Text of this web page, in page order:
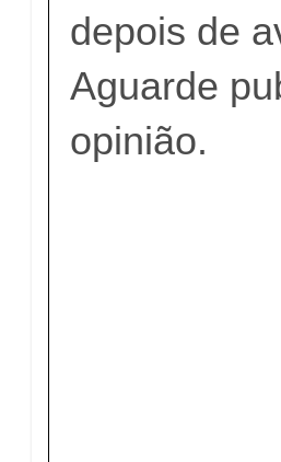
depois de
Aguarde
opinião.